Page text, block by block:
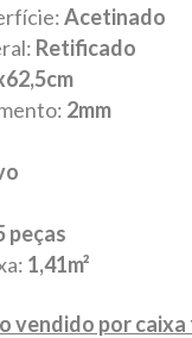
Acetinado
Retificado
2mm
peças
1,41m²
vendido por caixa